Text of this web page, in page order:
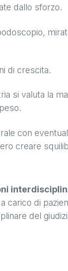
dallo sforzo.
di crescita.
si valuta la
con
creare
carico di
del